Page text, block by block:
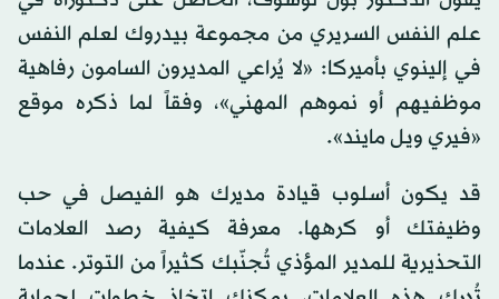
علم النفس السريري من مجموعة بيدروك لعلم النفس
في إلينوي بأميركا: «لا يُراعي المديرون السامون رفاهية
موظفيهم أو نموهم المهني»، وفقاً لما ذكره موقع
«فيري ويل مايند».
قد يكون أسلوب قيادة مديرك هو الفيصل في حب
وظيفتك أو كرهها. معرفة كيفية رصد العلامات
التحذيرية للمدير المؤذي تُجنّبك كثيراً من التوتر. عندما